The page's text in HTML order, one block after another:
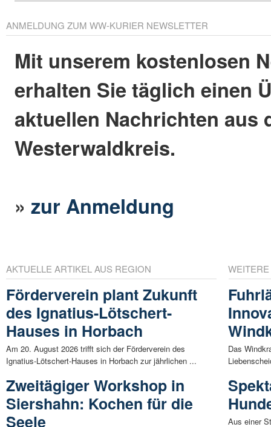
ANMELDUNG ZUM WW-KURIER NEWSLETTER
Mit unserem kostenlosen
erhalten Sie täglich einen
aktuellen Nachrichten aus
Westerwaldkreis.
»zur Anmeldung
AKTUELLE ARTIKEL AUS REGION
Förderverein plant Zukunft
des Ignatius-Lötschert-
Hauses in Horbach
Am 20. August 2026 trifft sich der Förderverein des
Ignatius-Lötschert-Hauses in Horbach zur jährlichen ...
Zweitägiger Workshop in
Siershahn: Kochen für die
Seele
Das
Aus einer